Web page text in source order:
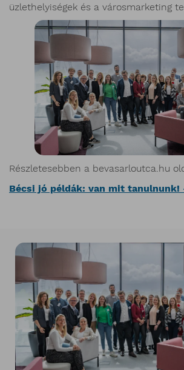
üzlethelyiségek és a városmarketing
Részletesebben a bevasarloutca.hu
Bécsi jó példák: van mit tanulnunk!